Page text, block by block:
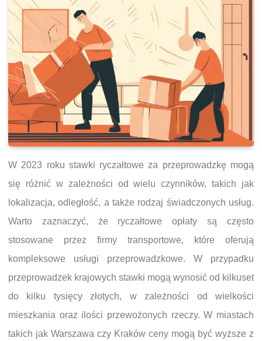
W 2023 roku stawki ryczałtowe za przeprowadzkę mogą
się różnić w zależności od wielu czynników, takich jak
lokalizacja, odległość, a także rodzaj świadczonych usług.
Warto zaznaczyć, że ryczałtowe opłaty są często
stosowane przez firmy transportowe, które oferują
kompleksowe usługi przeprowadzkowe. W przypadku
przeprowadzek krajowych stawki mogą wynosić od kilkuset
do kilku tysięcy złotych, w zależności od wielkości
mieszkania oraz ilości przewożonych rzeczy. W miastach
takich jak Warszawa czy Kraków ceny mogą być wyższe z